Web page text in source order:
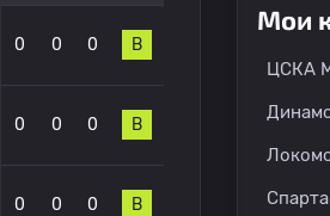
0 0 0 В
0 0 0 В
0 0 0 В
Мои
ЦСКА